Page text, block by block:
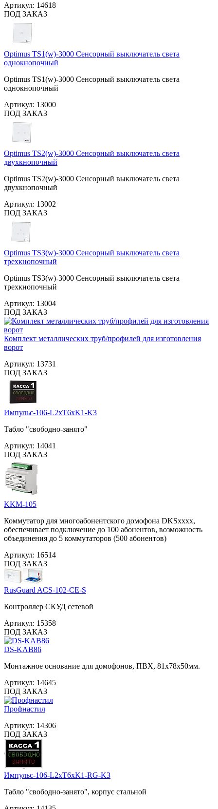
Артикул: 14618
ПОД ЗАКАЗ
Optimus TS1(w)-3000 Сенсорный выключатель света
однокнопочный
Optimus TS1(w)-3000 Сенсорный выключатель света
однокнопочный
Артикул: 13000
ПОД ЗАКАЗ
Optimus TS2(w)-3000 Сенсорный выключатель света
двухкнопочный
Optimus TS2(w)-3000 Сенсорный выключатель света
двухкнопочный
Артикул: 13002
ПОД ЗАКАЗ
Optimus TS3(w)-3000 Сенсорный выключатель света
трехкнопочный
Optimus TS3(w)-3000 Сенсорный выключатель света
трехкнопочный
Артикул: 13004
ПОД ЗАКАЗ
Комплект металлических труб/профилей для изготовления
ворот
Артикул: 13731
ПОД ЗАКАЗ
Импульс-106-L2xT6xK1-K3
Табло "свободно-занято"
Артикул: 14041
ПОД ЗАКАЗ
KKM-105
Коммутатор для многоабонентского домофона DKSxxxx,
обеспечивает подключение до 100 абонентов, возможность
объединения до 5 коммутаторов (500 абонентов)
Артикул: 16514
ПОД ЗАКАЗ
RusGuard ACS-102-CE-S
Контроллер СКУД сетевой
Артикул: 15358
ПОД ЗАКАЗ
DS-KAB86
Монтажное основание для домофонов, ПВХ, 81х78х50мм.
Артикул: 14645
ПОД ЗАКАЗ
Профнастил
Артикул: 14306
ПОД ЗАКАЗ
Импульс-106-L2xT6xK1-RG-K3
Табло "свободно-занято", корпус стальной